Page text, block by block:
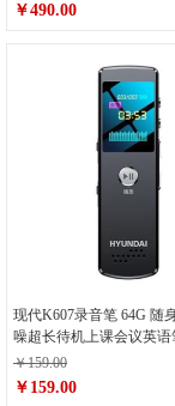
￥490.00
现代K607录音笔 64G 随
噪超长待机上课会议英语
黑色
￥159.00
￥159.00